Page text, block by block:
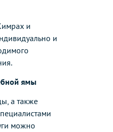
и
и
ямы
а также
можно